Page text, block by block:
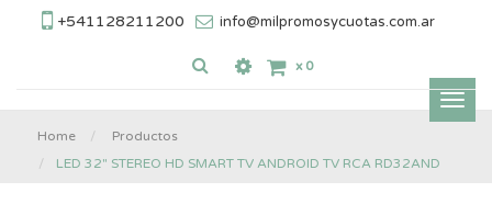
+541128211200 info@milpromosycuotas.com.ar
x 0
Home
Productos
LED 32" STEREO HD SMART TV ANDROID TV RCA RD32AND